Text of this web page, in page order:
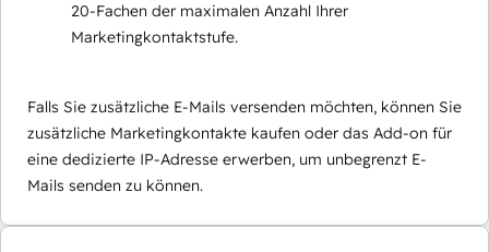
20-Fachen der maximalen Anzahl Ihrer
Marketingkontaktstufe.
Falls Sie zusätzliche E-Mails versenden möchten, können Sie
zusätzliche Marketingkontakte kaufen oder das Add-on für
eine dedizierte IP-Adresse erwerben, um unbegrenzt E-
Mails senden zu können.